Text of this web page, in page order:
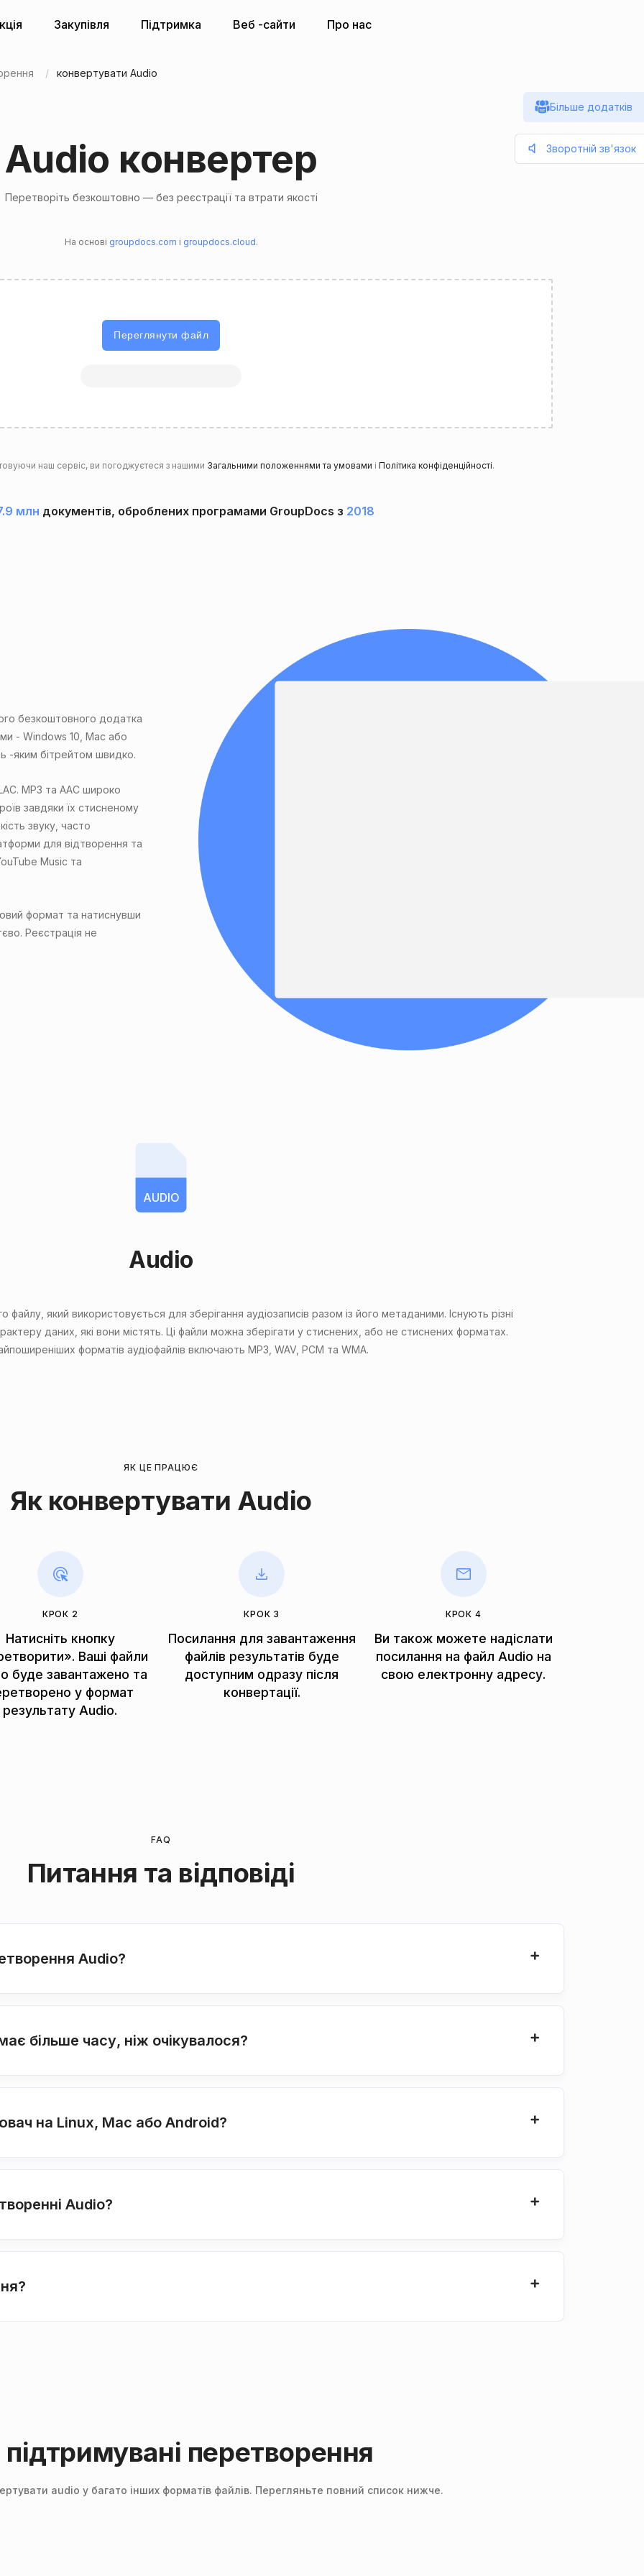
Закупівля Підтримка Веб -сайти Про нас
конвертувати Audio
Audio конвертер
Перетворіть безкоштовно — без реєстрації та втрати якості
На основі groupdocs.com і groupdocs.cloud.
Переглянути файл
наш сервіс, ви погоджуєтеся з нашими Загальними положеннями та умовами і Політика конфіденційності.
млн документів, оброблених програмами GroupDocs з 2018
безкоштовного додатка
- Windows 10, Mac або
-яким бітрейтом швидко.
MP3 та AAC широко
завдяки їх стисненому
звуку, часто
для відтворення та
Music та
формат та натиснувши
Реєстрація не
AUDIO
Audio
який використовується для зберігання аудіозаписів разом із його метаданими. Існують різні
даних, які вони містять. Ці файли можна зберігати у стиснених, або не стиснених форматах.
форматів аудіофайлів включають MP3, WAV, PCM та WMA.
ЯК ЦЕ ПРАЦЮЄ
Як конвертувати Audio
КРОК 2
Натисніть кнопку
Ваші файли
буде завантажено та
у формат
результату Audio.
КРОК 3
Посилання для завантаження
файлів результатів буде
доступним одразу після
конвертації.
КРОК 4
Ви також можете надіслати
посилання на файл Audio на
свою електронну адресу.
FAQ
Питання та відповіді
Audio?
більше часу, ніж очікувалося?
на Linux, Mac або Android?
Audio?
підтримувані перетворення
audio у багато інших форматів файлів. Перегляньте повний список нижче.
Більше додатків
Зворотній зв'язок